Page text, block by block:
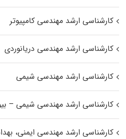
کارشناسی ارشد مهندسی کامپیوتر
کارشناسی ارشد مهندسی دریانوردی
کارشناسی ارشد مهندسی شیمی
کارشناسی ارشد مهندسی شیمی –
کارشناسی ارشد مهندسی ایمنی،